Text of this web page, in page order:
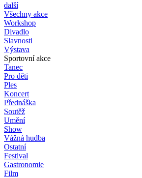
další
Všechny akce
Workshop
Divadlo
Slavnosti
Výstava
Sportovní akce
Tanec
Pro děti
Ples
Koncert
Přednáška
Soutěž
Umění
Show
Vážná hudba
Ostatní
Festival
Gastronomie
Film